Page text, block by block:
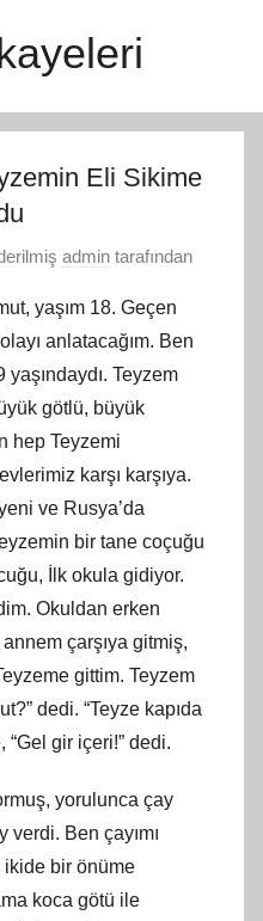
Eli Sikime
admin tarafından
yaşım 18. Geçen
anlatacağım. Ben
Teyzem
götlü, büyük
hep Teyzemi
karşı karşıya.
ve Rusya’da
bir tane coçuğu
İlk okula gidiyor.
Okuldan erken
çarşıya gitmiş,
gittim. Teyzem
dedi. “Teyze kapıda
“Gel gir içeri!” dedi.
yorulunca çay
verdi. Ben çayımı
ikide bir önüme
koca götü ile